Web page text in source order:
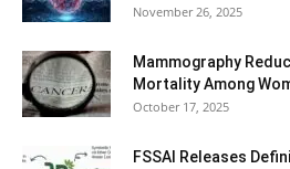
November 26, 2025
Mammography
Mortality Among
October 17, 2025
FSSAI Releases